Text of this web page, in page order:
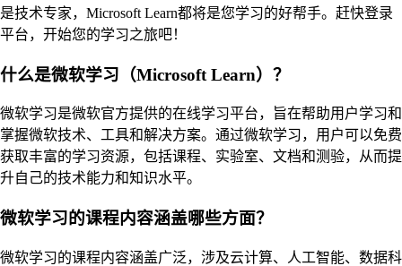
是技术专家，Microsoft Learn都将是您学习的好帮手。赶快登录
平台，开始您的学习之旅吧！
什么是微软学习（Microsoft Learn）？
微软学习是微软官方提供的在线学习平台，旨在帮助用户学习和
掌握微软技术、工具和解决方案。通过微软学习，用户可以免费
获取丰富的学习资源，包括课程、实验室、文档和测验，从而提
升自己的技术能力和知识水平。
微软学习的课程内容涵盖哪些方面？
微软学习的课程内容涵盖广泛，涉及云计算、人工智能、数据科